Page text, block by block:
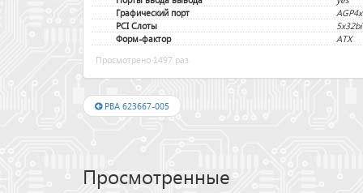
Графический порт
AGP4x
PCI Слоты
Форм-фактор
ATX
Просмотрено 1497 раз
PBA 623667-005
Просмотренные